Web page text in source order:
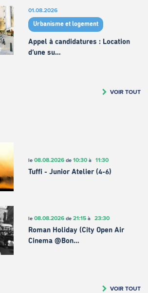
01.08.2026
Urbanisme et logement
Appel à candidatures : Location
d’une su…
VOIR TOUT
le 08.08.2026de 10:30à 11:30
Tuffi - Junior Atelier (4-6)
le 08.08.2026de 21:15à 23:30
Roman Holiday (City Open Air
Cinema @Bon…
VOIR TOUT